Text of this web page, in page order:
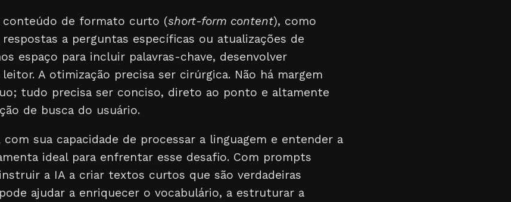
conteúdo de formato curto (short-form content), como
a perguntas específicas ou atualizações de
espaço para incluir palavras-chave, desenvolver
A otimização precisa ser cirúrgica. Não há margem
tudo precisa ser conciso, direto ao ponto e altamente
de busca do usuário.
sua capacidade de processar a linguagem e entender a
ideal para enfrentar esse desafio. Com prompts
a IA a criar textos curtos que são verdadeiras
ajudar a enriquecer o vocabulário, a estruturar a